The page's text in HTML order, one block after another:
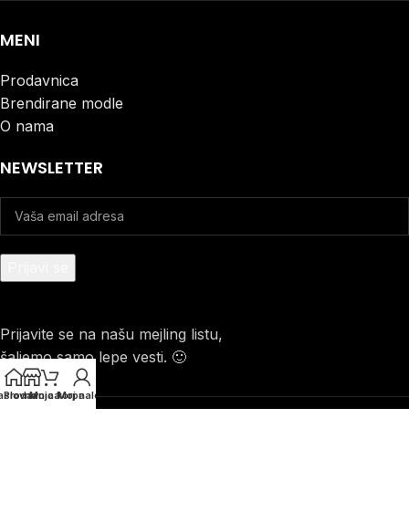
MENI
Prodavnica
Brendirane modle
O nama
NEWSLETTER
Prijavite se na našu mejling listu,
šaljemo samo lepe vesti. 🙂
Prodavnica
Moja korpa
Moj nalog